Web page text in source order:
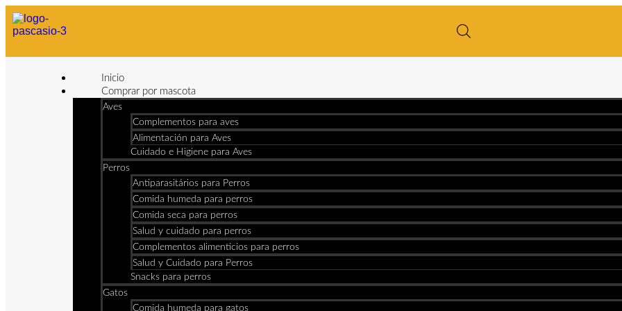
Inicio
Comprar por mascota
Aves
Complementos para aves
Alimentación para Aves
Cuidado e Higiene para Aves
Perros
Antiparasitários para Perros
Comida humeda para perros
Comida seca para perros
Salud y cuidado para perros
Complementos alimenticios para perros
Salud y Cuidado para Perros
Snacks para perros
Gatos
Comida humeda para gatos